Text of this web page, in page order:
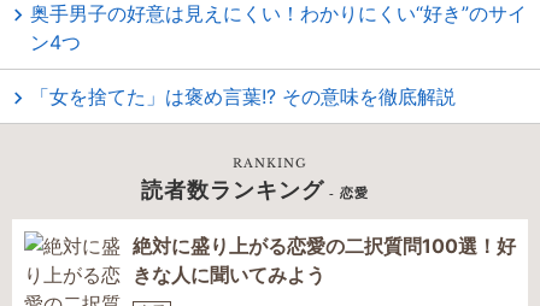
奥手男子の好意は見えにくい！わかりにくい“好き”のサイ
ン4つ
「女を捨てた」は褒め言葉!? その意味を徹底解説
RANKING
読者数ランキング - 恋愛
絶対に盛り上がる恋愛の二択質問100選！好
きな人に聞いてみよう